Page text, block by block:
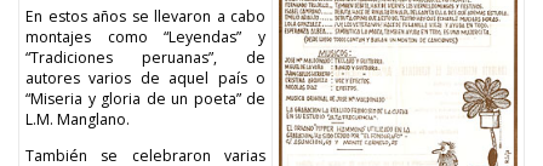
En estos años se llevaron a cabo
montajes como “Leyendas” y
“Tradiciones peruanas”, de
autores varios de aquel país o
“Miseria y gloria de un poeta” de
L.M. Manglano.
También se celebraron varias